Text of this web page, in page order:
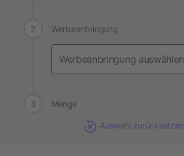
Werbeanbringung
Menge
Auswahl zurücksetzen